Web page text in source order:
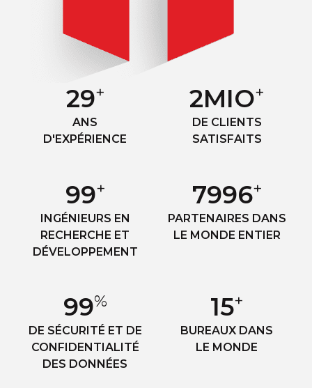
30+
ANS
D'EXPÉRIENCE
3MIO+
DE CLIENTS
SATISFAITS
100+
INGÉNIEURS EN
RECHERCHE ET
DÉVELOPPEMENT
8000+
PARTENAIRES DANS
LE MONDE ENTIER
100%
DE SÉCURITÉ ET DE
CONFIDENTIALITÉ
DES DONNÉES
16+
BUREAUX DANS
LE MONDE